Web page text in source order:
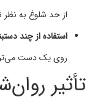
از حد شلوغ به نظر
استفاده از چند
روی یک دست
تأثیر